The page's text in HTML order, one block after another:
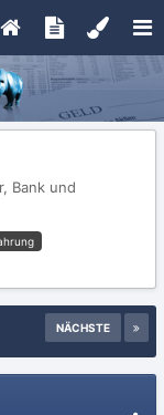
Bank und
NÄCHSTE